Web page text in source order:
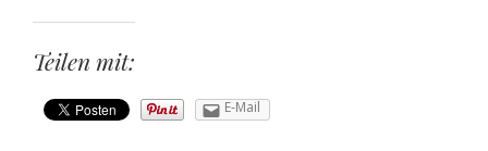
Teilen mit:
E-Mail